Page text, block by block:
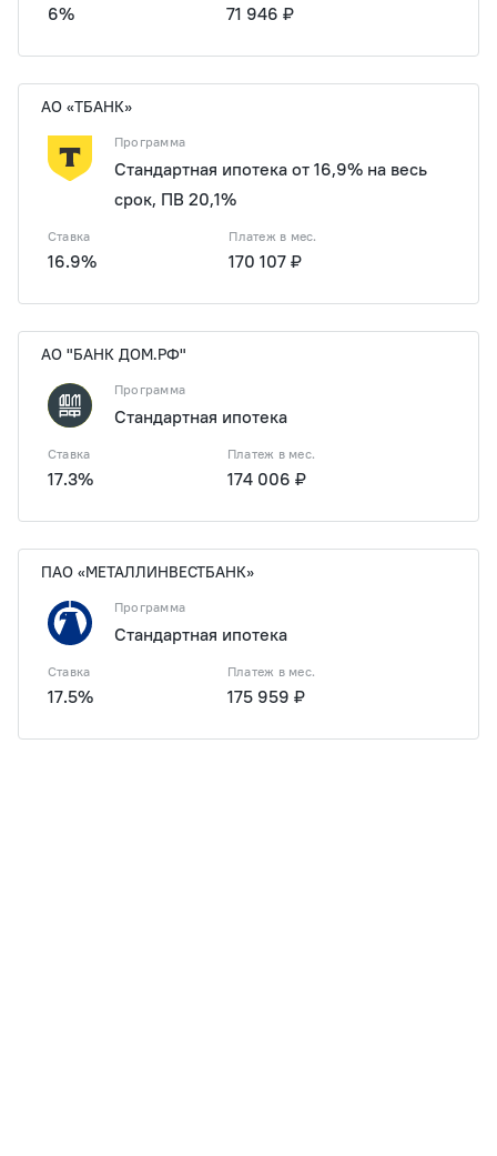
6% 71 946 ₽
АО «ТБАНК»
Программа
Стандартная ипотека от 16,9% на весь
срок, ПВ 20,1%
Ставка
16.9%
Платеж в мес.
170 107 ₽
АО "БАНК ДОМ.РФ"
Программа
Стандартная ипотека
Ставка
17.3%
Платеж в мес.
174 006 ₽
ПАО «МЕТАЛЛИНВЕСТБАНК»
Программа
Стандартная ипотека
Ставка
17.5%
Платеж в мес.
175 959 ₽